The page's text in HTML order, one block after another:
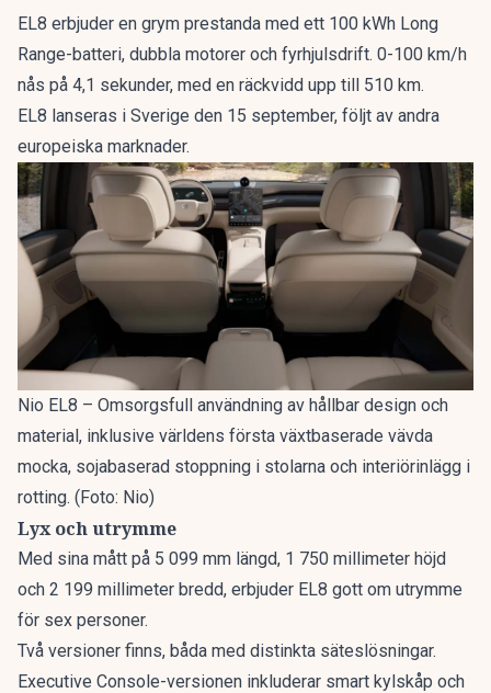
EL8 erbjuder en grym prestanda med ett 100 kWh Long
Range-batteri, dubbla motorer och fyrhjulsdrift. 0-100 km/h
nås på 4,1 sekunder, med en räckvidd upp till 510 km.
EL8 lanseras i Sverige den 15 september, följt av andra
europeiska marknader.
Nio EL8 – Omsorgsfull användning av hållbar design och
material, inklusive världens första växtbaserade vävda
mocka, sojabaserad stoppning i stolarna och interiörinlägg i
rotting. (Foto: Nio)
Lyx och utrymme
Med sina mått på 5 099 mm längd, 1 750 millimeter höjd
och 2 199 millimeter bredd, erbjuder EL8 gott om utrymme
för sex personer.
Två versioner finns, båda med distinkta säteslösningar.
Executive Console-versionen inkluderar smart kylskåp och